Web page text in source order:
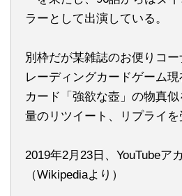
ラーとして出演している。
別枠だが某雑誌のお便りコ
レーディングカードゲーム
カード「強欲な壺」の物真
量のリツイート、リプライを
2019年2月23日、YouTubeア
（Wikipediaより）